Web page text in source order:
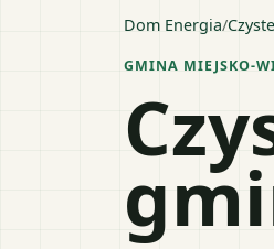
Dom Energia/
GMINA MIEJSKO-